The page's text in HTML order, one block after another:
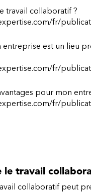
travail collaboratif ?
fr/
entreprise est un lieu
fr/
pour mon
fr/
le travail
collaboratif peut